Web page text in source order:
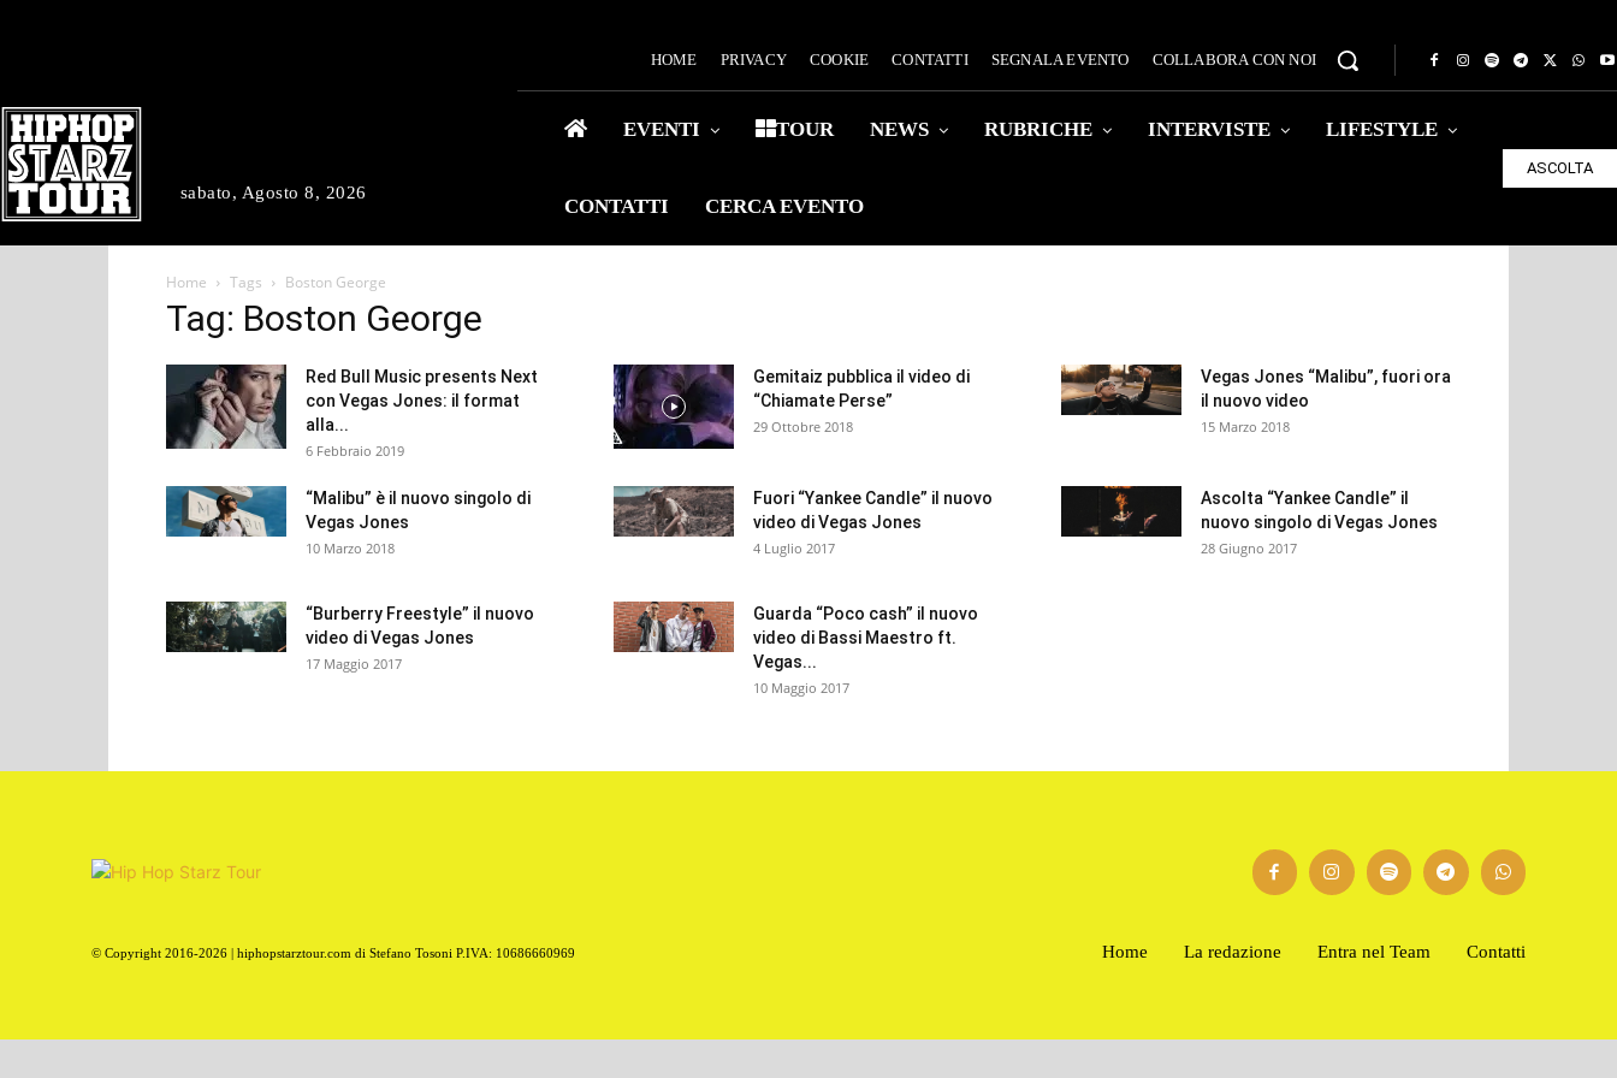
sabato, Agosto 8, 2026
HOME PRIVACY COOKIE CONTATTI SEGNALA EVENTO COLLABORA CON NOI
EVENTI TOUR NEWS RUBRICHE INTERVISTE LIFESTYLE
CONTATTI CERCA EVENTO
ASCOLTA
Home Tags Boston George
Tag: Boston George
Red Bull Music presents Next
con Vegas Jones: il format
alla...
6 Febbraio 2019
Gemitaiz pubblica il video di
“Chiamate Perse”
29 Ottobre 2018
Vegas Jones “Malibu”, fuori ora
il nuovo video
15 Marzo 2018
“Malibu” è il nuovo singolo di
Vegas Jones
10 Marzo 2018
Fuori “Yankee Candle” il nuovo
video di Vegas Jones
4 Luglio 2017
Ascolta “Yankee Candle” il
nuovo singolo di Vegas Jones
28 Giugno 2017
“Burberry Freestyle” il nuovo
video di Vegas Jones
17 Maggio 2017
Guarda “Poco cash” il nuovo
video di Bassi Maestro ft.
Vegas...
10 Maggio 2017
© Copyright 2016-2026 | hiphopstarztour.com di Stefano Tosoni P.IVA: 10686660969 Home La redazione Entra nel Team Contatti